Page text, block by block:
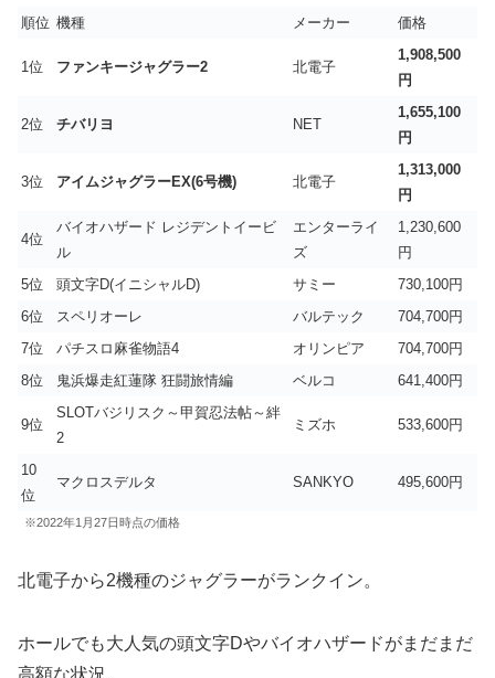
順位 機種 メーカー 価格
1位 ファンキージャグラー2 北電子
1,908,500
円
2位 チバリヨ NET
1,655,100
円
3位 アイムジャグラーEX(6号機) 北電子
1,313,000
円
4位
バイオハザード レジデントイービ
ル
エンターライ
ズ
1,230,600
円
5位
頭文字D(イニシャルD) サミー
730,100円
6位
スペリオーレ バルテック
704,700円
7位
パチスロ麻雀物語4 オリンピア
704,700円
8位
鬼浜爆走紅蓮隊 狂闘旅情編 ベルコ 641,400円
9位
SLOTバジリスク～甲賀忍法帖～絆
2
ミズホ 533,600円
10
位
マクロスデルタ SANKYO 495,600円
※2022年1月27日時点の価格
北電子から2機種のジャグラーがランクイン。
ホールでも大人気の頭文字Dやバイオハザードがまだまだ
高額な状況。